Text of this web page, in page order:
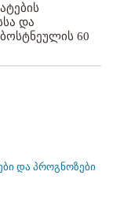
და
60
და პროგნოზები